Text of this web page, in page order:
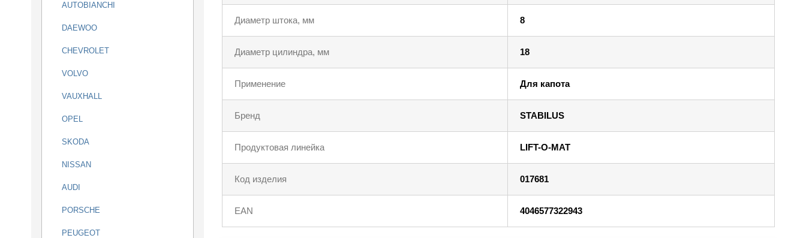
AUTOBIANCHI
DAEWOO
CHEVROLET
VOLVO
VAUXHALL
OPEL
SKODA
NISSAN
AUDI
PORSCHE
PEUGEOT
Диаметр штока, мм 8
Диаметр цилиндра, мм 18
Применение Для капота
Бренд STABILUS
Продуктовая линейка LIFT-O-MAT
Код изделия 017681
EAN 4046577322943